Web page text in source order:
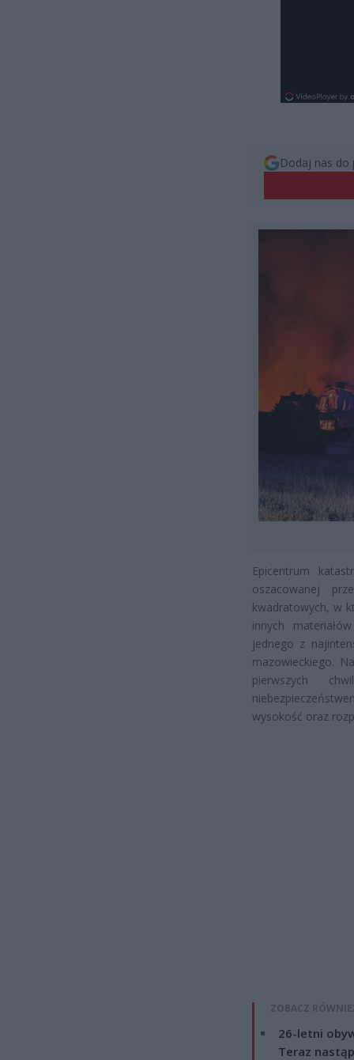
Dodaj nas do
Epicentrum
oszacowanej
kwadratowych, w
innych
jednego z
mazowieckiego.
pierwszych
wysokość oraz
ZOBACZ
26-letni
Teraz